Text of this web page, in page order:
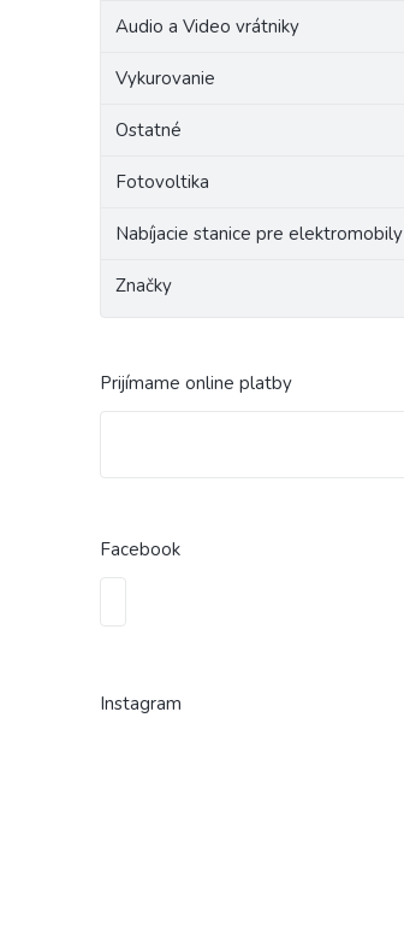
Audio a Video vrátniky
Vykurovanie
Ostatné
Fotovoltika
Nabíjacie stanice pre elektromobily
Značky
Prijímame online platby
Facebook
Instagram